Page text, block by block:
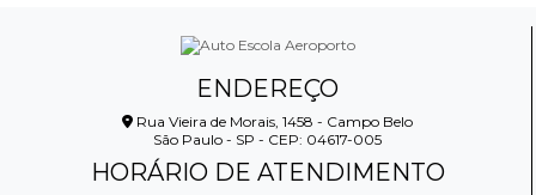
ENDEREÇO
Rua Vieira de Morais, 1458 - Campo Belo
São Paulo - SP - CEP: 04617-005
HORÁRIO DE ATENDIMENTO